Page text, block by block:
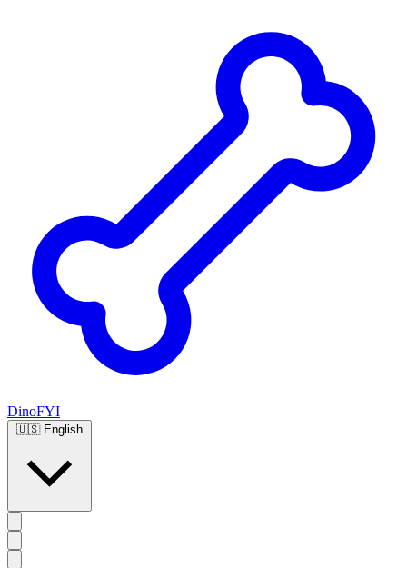
DinoFYI
🇺🇸 English